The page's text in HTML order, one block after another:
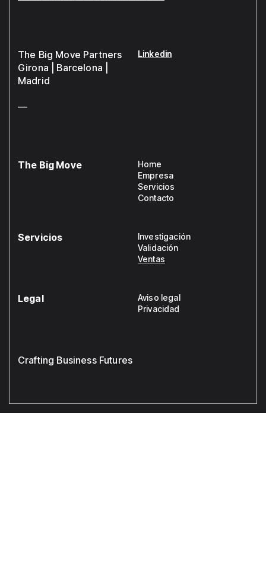
The Big Move Partners
Girona | Barcelona |
Madrid
—
Linkedin
The Big Move
Home
Empresa
Servicios
Contacto
Servicios
Investigación
Validación
Ventas
Legal
Aviso legal
Privacidad
Crafting Business Futures